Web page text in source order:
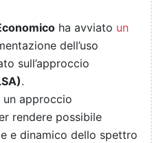
ha avviato un
dell’uso
sull’approccio
.
un approccio
rendere possibile
e dinamico dello spettro